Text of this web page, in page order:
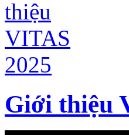
Giới thiệu